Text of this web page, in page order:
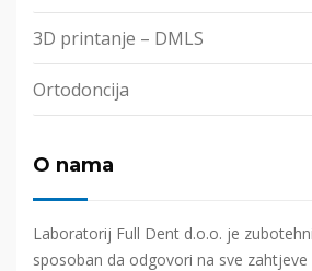
3D printanje – DMLS
Ortodoncija
O nama
Laboratorij Full Dent d.o.o. je
sposoban da odgovori na sve zahtjeve